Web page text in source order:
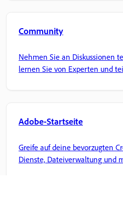
Community
Nehmen Sie an Diskussionen
lernen Sie von Experten und
Adobe-Startseite
Greife auf deine bevorzugten
Dienste, Dateiverwaltung und